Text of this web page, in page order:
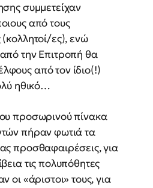
συμμετείχαν
από τους
ες), ενώ
την Επιτροπή θα
από τον ίδιο(!)
ηθικό…
προσωρινού πίνακα
πήραν φωτιά τα
προσθαφαιρέσεις, για
τις πολυπόθητες
οι «άριστοι» τους, για